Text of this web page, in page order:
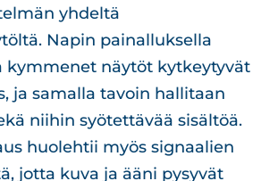
yhdeltä
Napin painalluksella
kymmenet näytöt kytkeytyvät
ja samalla tavoin hallitaan
niihin syötettävää sisältöä.
huolehtii myös signaalien
jotta kuva ja ääni pysyvät